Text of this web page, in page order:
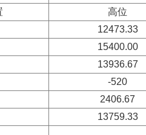
高位
12473.33
15400.00
13936.67
-520
2406.67
13759.33